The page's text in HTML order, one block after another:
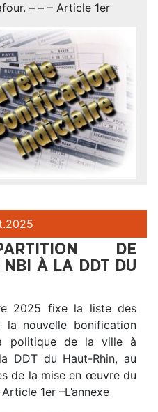
– – – Article 1er
2025
DE
NBI À LA DDT DU
2025 fixe la liste des
nouvelle bonification
politique de la ville à
DDT du Haut-Rhin, au
de la mise en œuvre du
1er –L’annexe